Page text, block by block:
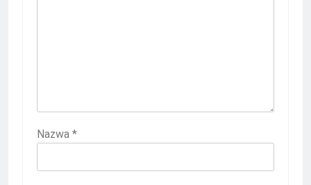
Nazwa *